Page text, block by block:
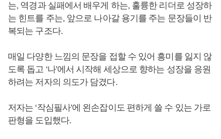
는, 역경과 실패에서 배우게 하는, 훌륭한 리더로 성장하
는 힌트를 주는, 앞으로 나아갈 용기를 주는 문장들이 반
복되는 구조다.
매일 다양한 느낌의 문장을 접할 수 있어 흥미를 잃지 않
도록 돕고 ‘나’에서 시작해 세상으로 향하는 성장을 응원
하려는 저자의 의도가 담겼다.
저자는 ‘작심필사’에 왼손잡이도 편하게 쓸 수 있는 가로
판형을 도입했다.